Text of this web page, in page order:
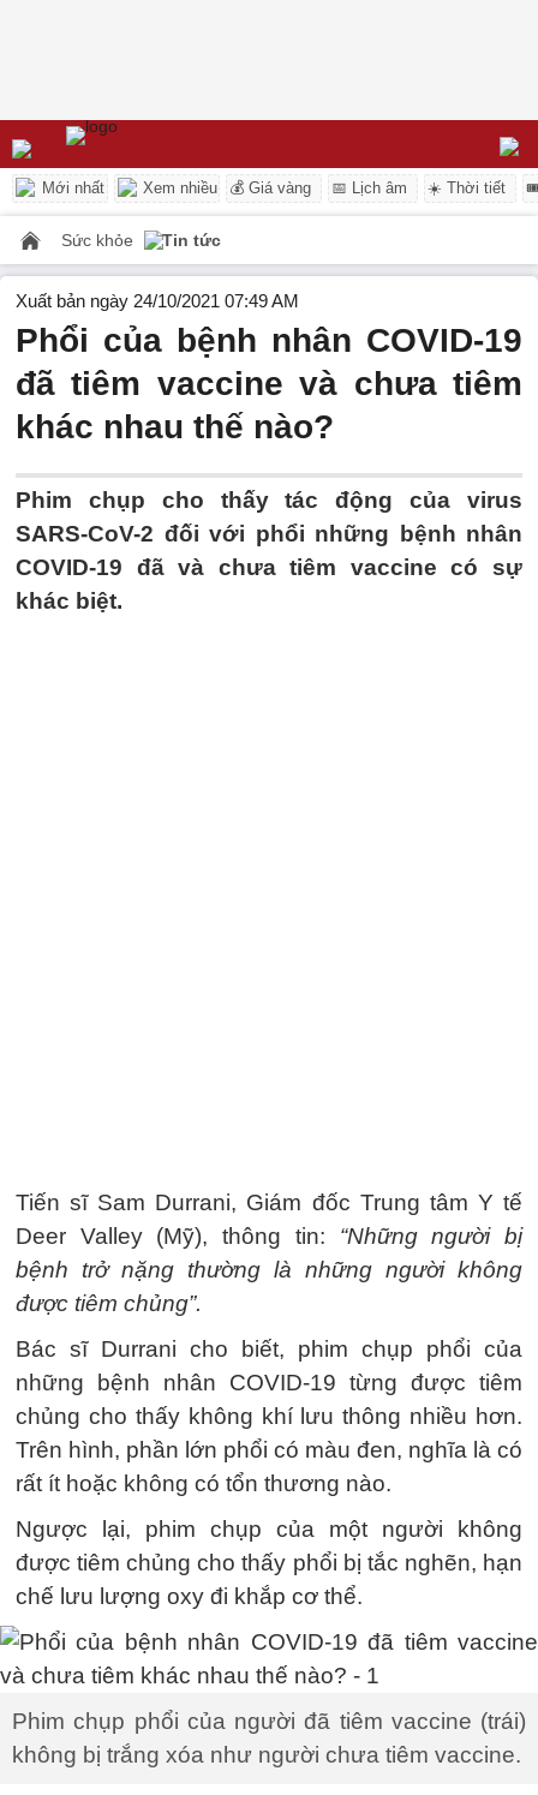
Mới nhất Xem nhiều 💰 Giá vàng 📅 Lịch âm ☀️ Thời tiết
Sức khỏe Tin tức
Xuất bản ngày 24/10/2021 07:49 AM
Phổi của bệnh nhân COVID-19
đã tiêm vaccine và chưa tiêm
khác nhau thế nào?
Phim chụp cho thấy tác động của virus
SARS-CoV-2 đối với phổi những bệnh nhân
COVID-19 đã và chưa tiêm vaccine có sự
khác biệt.
Tiến sĩ Sam Durrani, Giám đốc Trung tâm Y tế
Deer Valley (Mỹ), thông tin: “Những người bị
bệnh trở nặng thường là những người không
được tiêm chủng”.
Bác sĩ Durrani cho biết, phim chụp phổi của
những bệnh nhân COVID-19 từng được tiêm
chủng cho thấy không khí lưu thông nhiều hơn.
Trên hình, phần lớn phổi có màu đen, nghĩa là có
rất ít hoặc không có tổn thương nào.
Ngược lại, phim chụp của một người không
được tiêm chủng cho thấy phổi bị tắc nghẽn, hạn
chế lưu lượng oxy đi khắp cơ thể.
Phim chụp phổi của người đã tiêm vaccine (trái)
không bị trắng xóa như người chưa tiêm vaccine.